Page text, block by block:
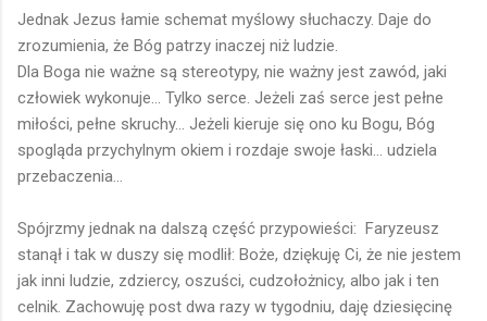
Jednak Jezus łamie schemat myślowy słuchaczy. Daje do
zrozumienia, że Bóg patrzy inaczej niż ludzie.
Dla Boga nie ważne są stereotypy, nie ważny jest zawód, jaki
człowiek wykonuje... Tylko serce. Jeżeli zaś serce jest pełne
miłości, pełne skruchy... Jeżeli kieruje się ono ku Bogu, Bóg
spogląda przychylnym okiem i rozdaje swoje łaski... udziela
przebaczenia...
Spójrzmy jednak na dalszą część przypowieści: Faryzeusz
stanął i tak w duszy się modlił: Boże, dziękuję Ci, że nie jestem
jak inni ludzie, zdziercy, oszuści, cudzołożnicy, albo jak i ten
celnik. Zachowuję post dwa razy w tygodniu, daję dziesięcinę